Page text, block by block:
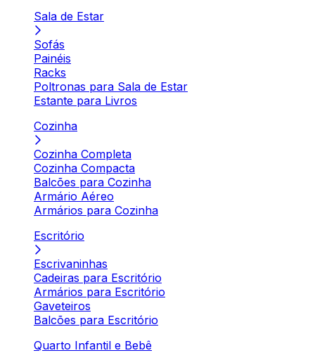
Sala de Estar
Sofás
Painéis
Racks
Poltronas para Sala de Estar
Estante para Livros
Cozinha
Cozinha Completa
Cozinha Compacta
Balcões para Cozinha
Armário Aéreo
Armários para Cozinha
Escritório
Escrivaninhas
Cadeiras para Escritório
Armários para Escritório
Gaveteiros
Balcões para Escritório
Quarto Infantil e Bebê